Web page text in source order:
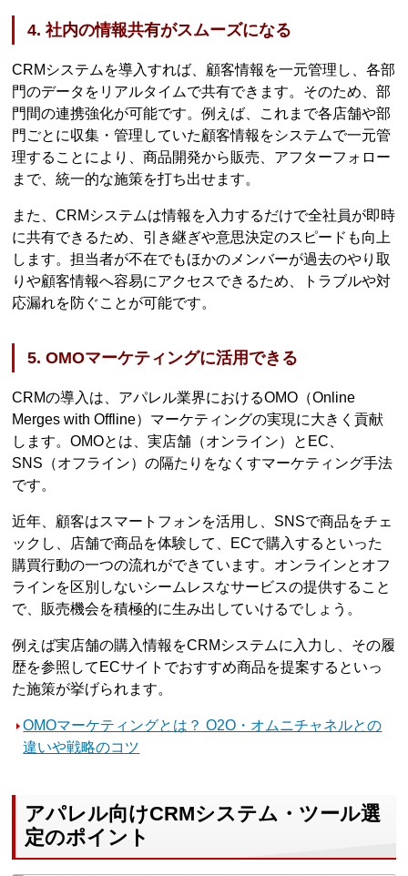
4. 社内の情報共有がスムーズになる
CRMシステムを導入すれば、顧客情報を一元管理し、各部
門のデータをリアルタイムで共有できます。そのため、部
門間の連携強化が可能です。例えば、これまで各店舗や部
門ごとに収集・管理していた顧客情報をシステムで一元管
理することにより、商品開発から販売、アフターフォロー
まで、統一的な施策を打ち出せます。
また、CRMシステムは情報を入力するだけで全社員が即時
に共有できるため、引き継ぎや意思決定のスピードも向上
します。担当者が不在でもほかのメンバーが過去のやり取
りや顧客情報へ容易にアクセスできるため、トラブルや対
応漏れを防ぐことが可能です。
5. OMOマーケティングに活用できる
CRMの導入は、アパレル業界におけるOMO（Online
Merges with Offline）マーケティングの実現に大きく貢献
します。OMOとは、実店舗（オンライン）とEC、
SNS（オフライン）の隔たりをなくすマーケティング手法
です。
近年、顧客はスマートフォンを活用し、SNSで商品をチェ
ックし、店舗で商品を体験して、ECで購入するといった
購買行動の一つの流れができています。オンラインとオフ
ラインを区別しないシームレスなサービスの提供すること
で、販売機会を積極的に生み出していけるでしょう。
例えば実店舗の購入情報をCRMシステムに入力し、その履
歴を参照してECサイトでおすすめ商品を提案するといっ
た施策が挙げられます。
OMOマーケティングとは？ O2O・オムニチャネルとの
違いや戦略のコツ
アパレル向けCRMシステム・ツール選
定のポイント